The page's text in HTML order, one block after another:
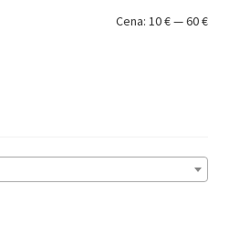
Cena:10 €—60 €